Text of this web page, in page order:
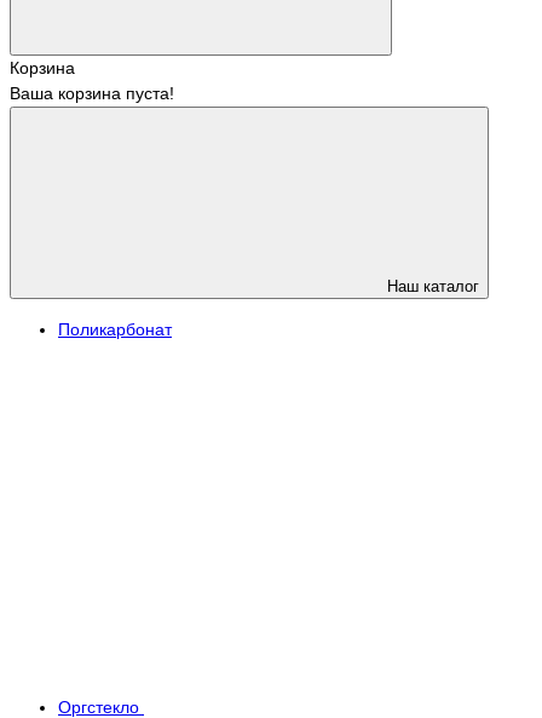
Корзина
Ваша корзина пуста!
Наш каталог
Поликарбонат
Оргстекло